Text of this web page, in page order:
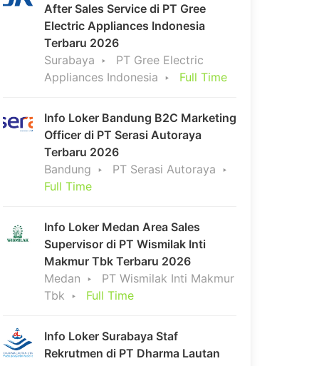
After Sales Service di PT Gree
Electric Appliances Indonesia
Terbaru 2026
Surabaya
PT Gree Electric
Appliances Indonesia
Full Time
Info Loker Bandung B2C Marketing
Officer di PT Serasi Autoraya
Terbaru 2026
Bandung
PT Serasi Autoraya
Full Time
Info Loker Medan Area Sales
Supervisor di PT Wismilak Inti
Makmur Tbk Terbaru 2026
Medan
PT Wismilak Inti Makmur
Tbk
Full Time
Info Loker Surabaya Staf
Rekrutmen di PT Dharma Lautan